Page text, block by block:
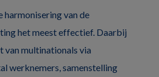
harmonisering van de
het meest effectief. Daarbij
multinationals via
werknemers, samenstelling